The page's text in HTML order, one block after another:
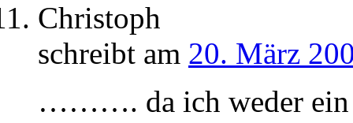
Christoph
schreibt am 20. März
………. da ich weder ein